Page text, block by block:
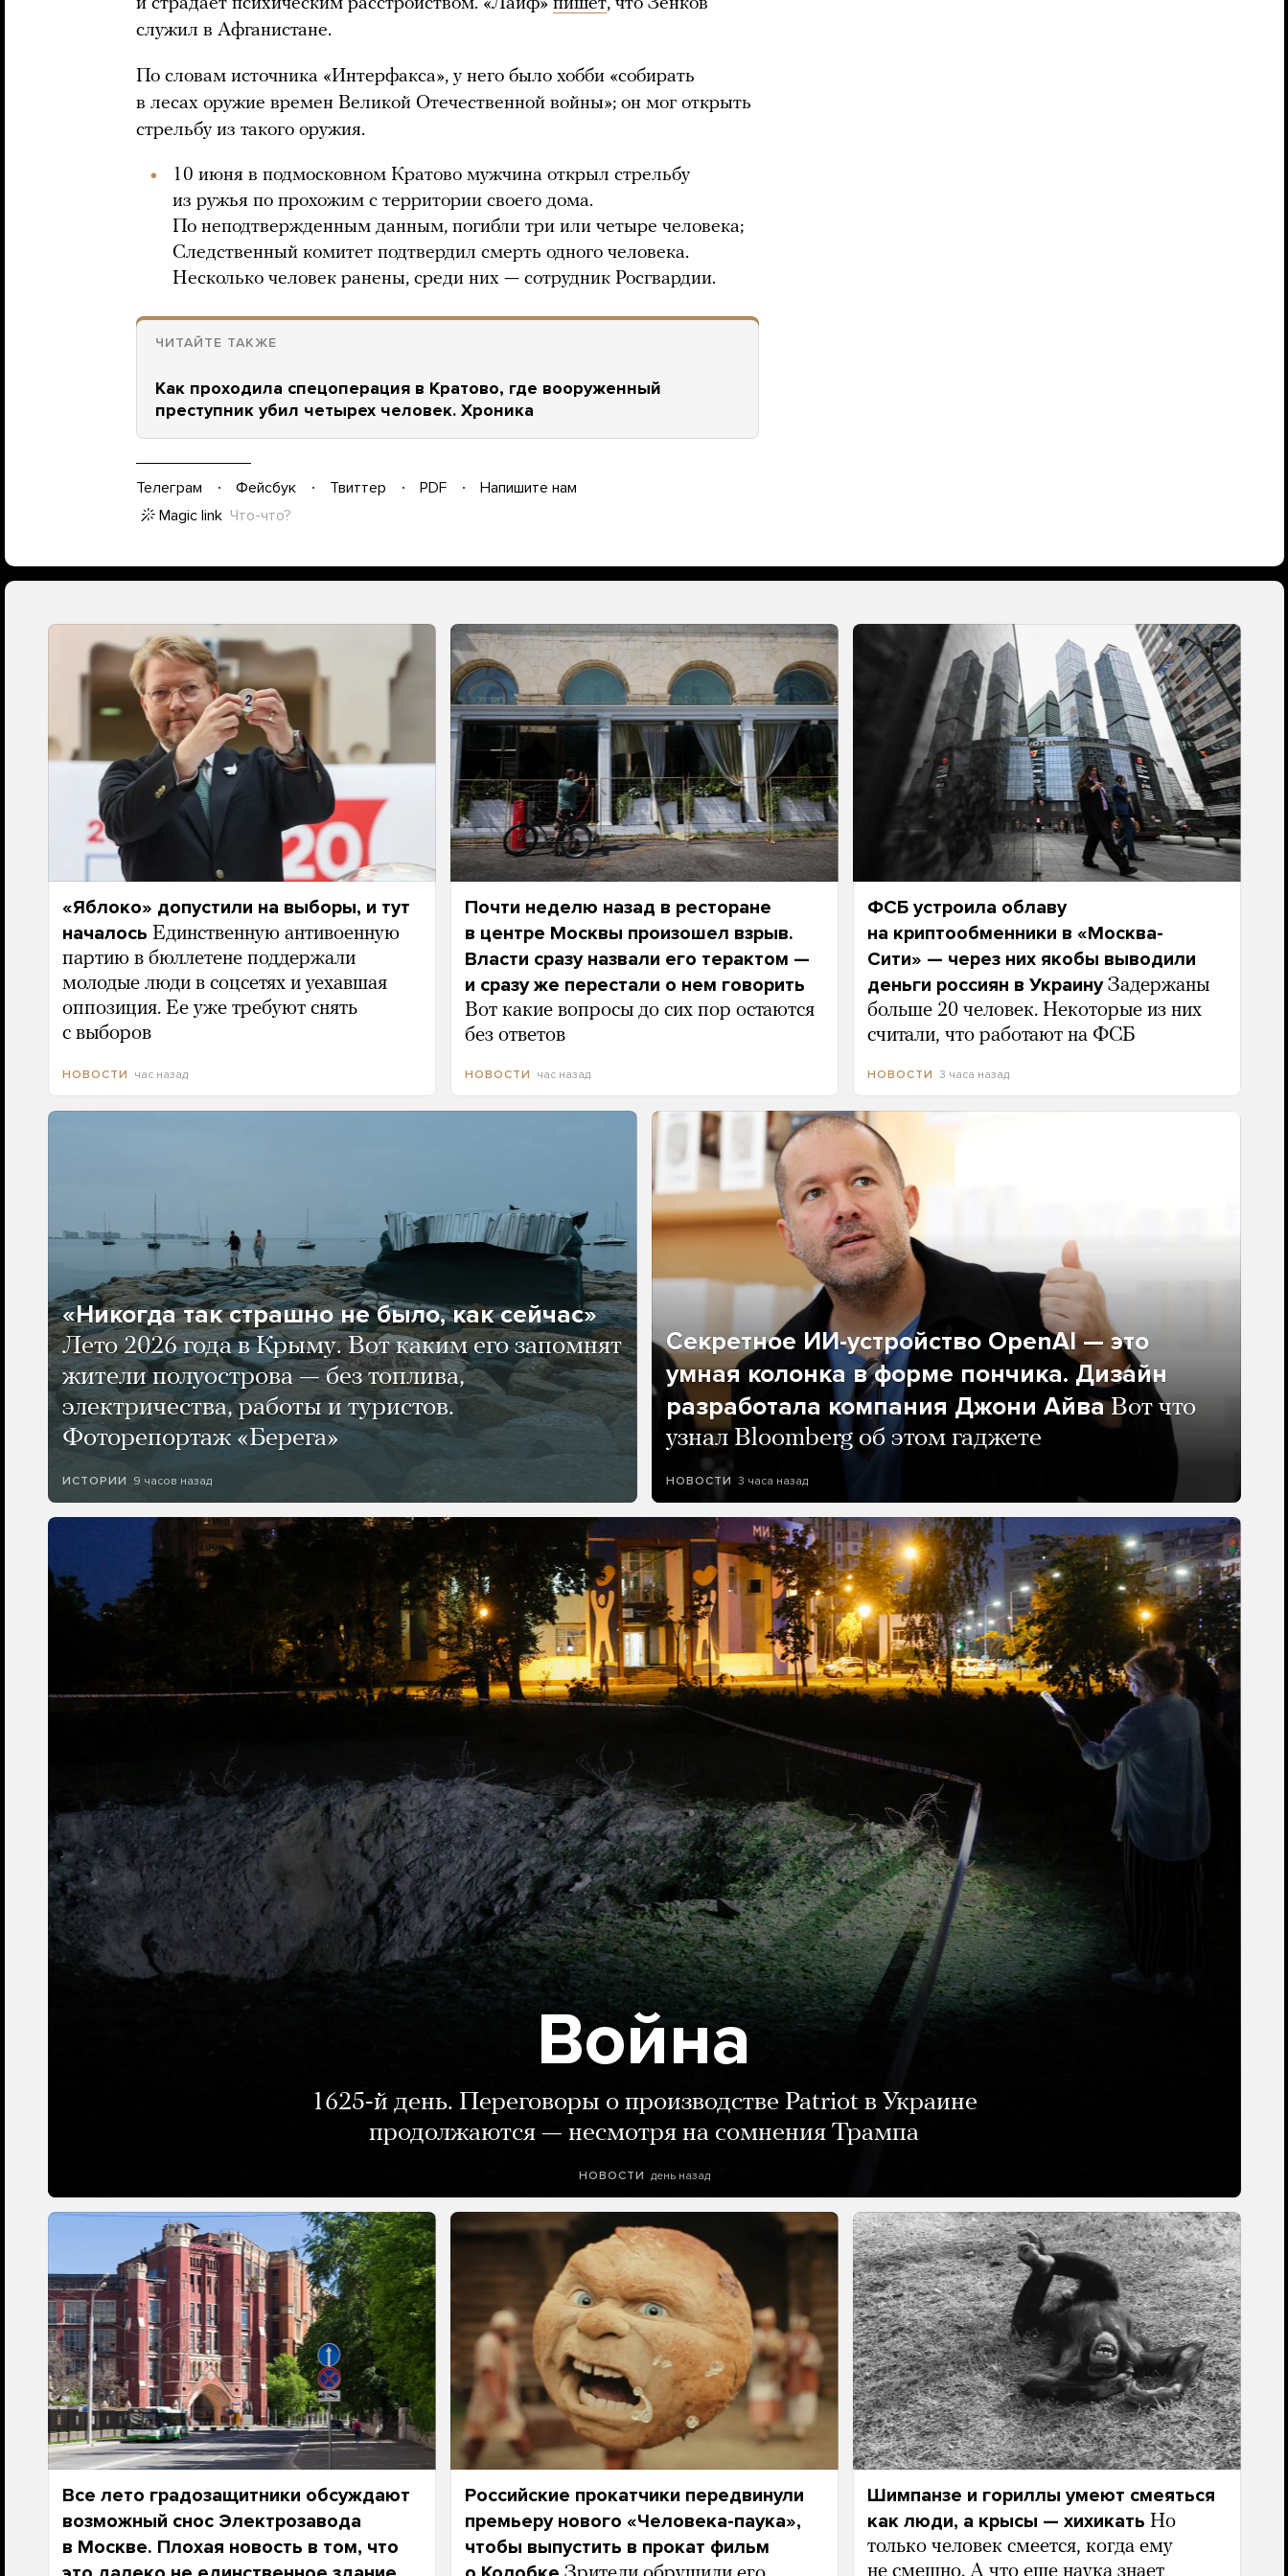
и страдает психическим расстройством. «Лайф» пишет, что Зенков
служил в Афганистане.
По словам источника «Интерфакса», у него было хобби «собирать
в лесах оружие времен Великой Отечественной войны»; он мог открыть
стрельбу из такого оружия.
10 июня в подмосковном Кратово мужчина открыл стрельбу
из ружья по прохожим с территории своего дома.
По неподтвержденным данным, погибли три или четыре человека;
Следственный комитет подтвердил смерть одного человека.
Несколько человек ранены, среди них — сотрудник Росгвардии.
ЧИТАЙТЕ ТАКЖЕ
Как проходила спецоперация в Кратово, где вооруженный
преступник убил четырех человек. Хроника
Телеграм Фейсбук Твиттер PDF
Напишите нам
Magic link Что-что?
«Яблоко» допустили на выборы, и тут
началось Единственную антивоенную
партию в бюллетене поддержали
молодые люди в соцсетях и уехавшая
оппозиция. Ее уже требуют снять
с выборов
НОВОСТИ час назад
Почти неделю назад в ресторане
в центре Москвы произошел взрыв.
Власти сразу назвали его терактом —
и сразу же перестали о нем говорить
Вот какие вопросы до сих пор остаются
без ответов
НОВОСТИ час назад
ФСБ устроила облаву
на криптообменники в «Москва-
Сити» — через них якобы выводили
деньги россиян в Украину Задержаны
больше 20 человек. Некоторые из них
считали, что работают на ФСБ
НОВОСТИ 3 часа назад
«Никогда так страшно не было, как сейчас»
Лето 2026 года в Крыму. Вот каким его запомнят
жители полуострова — без топлива,
электричества, работы и туристов.
Фоторепортаж «Берега»
ИСТОРИИ 9 часов назад
Секретное ИИ-устройство OpenAI — это
умная колонка в форме пончика. Дизайн
разработала компания Джони Айва Вот что
узнал Bloomberg об этом гаджете
НОВОСТИ 3 часа назад
Война
1625-й день. Переговоры о производстве Patriot в Украине
продолжаются — несмотря на сомнения Трампа
НОВОСТИ день назад
Все лето градозащитники обсуждают
возможный снос Электрозавода
в Москве. Плохая новость в том, что
Российские прокатчики передвинули
премьеру нового «Человека-паука»,
чтобы выпустить в прокат фильм
Шимпанзе и гориллы умеют смеяться
как люди, а крысы — хихикать Но
только человек смеется, когда ему
не смешно. А что еще наука знает